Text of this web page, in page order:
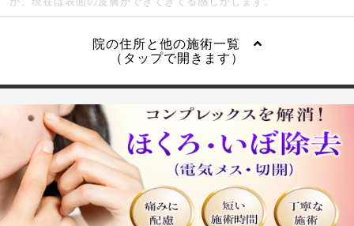
院の住所と他の施術一覧
（タップで開きます）